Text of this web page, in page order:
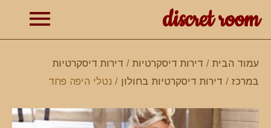
discret room
עמוד הבית / דירות דיסקרטיות / דירות דיסקרטיות
במרכז / דירות דיסקרטיות בחולון / נטלי היפה פחד